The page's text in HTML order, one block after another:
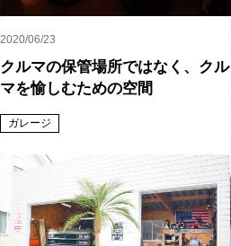
2020/06/23
クルマの保管場所ではなく、クル
マを愉しむための空間
ガレージ